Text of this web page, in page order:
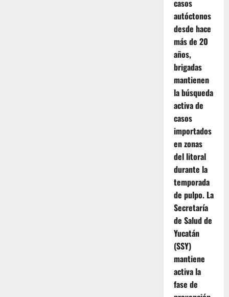
casos
autóctonos
desde hace
más de 20
años,
brigadas
mantienen
la búsqueda
activa de
casos
importados
en zonas
del litoral
durante la
temporada
de pulpo. La
Secretaría
de Salud de
Yucatán
(SSY)
mantiene
activa la
fase de